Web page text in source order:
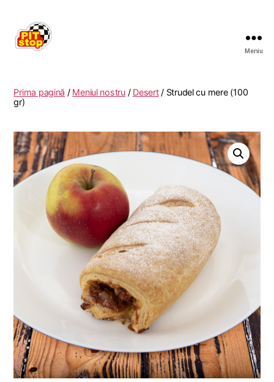
RASNOV
Meniu
Prima pagină / Meniul nostru/ Desert/ Strudel cu mere (100
gr)